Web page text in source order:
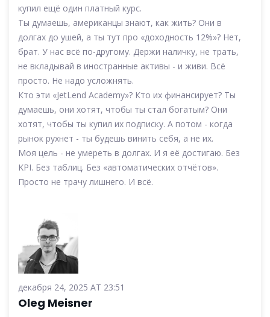
купил ещё один платный курс.
Ты думаешь, американцы знают, как жить? Они в
долгах до ушей, а ты тут про «доходность 12%»? Нет,
брат. У нас всё по-другому. Держи наличку, не трать,
не вкладывай в иностранные активы - и живи. Всё
просто. Не надо усложнять.
Кто эти «JetLend Academy»? Кто их финансирует? Ты
думаешь, они хотят, чтобы ты стал богатым? Они
хотят, чтобы ты купил их подписку. А потом - когда
рынок рухнет - ты будешь винить себя, а не их.
Моя цель - не умереть в долгах. И я её достигаю. Без
KPI. Без таблиц. Без «автоматических отчётов».
Просто не трачу лишнего. И всё.
декабря 24, 2025 AT 23:51
Oleg Meisner